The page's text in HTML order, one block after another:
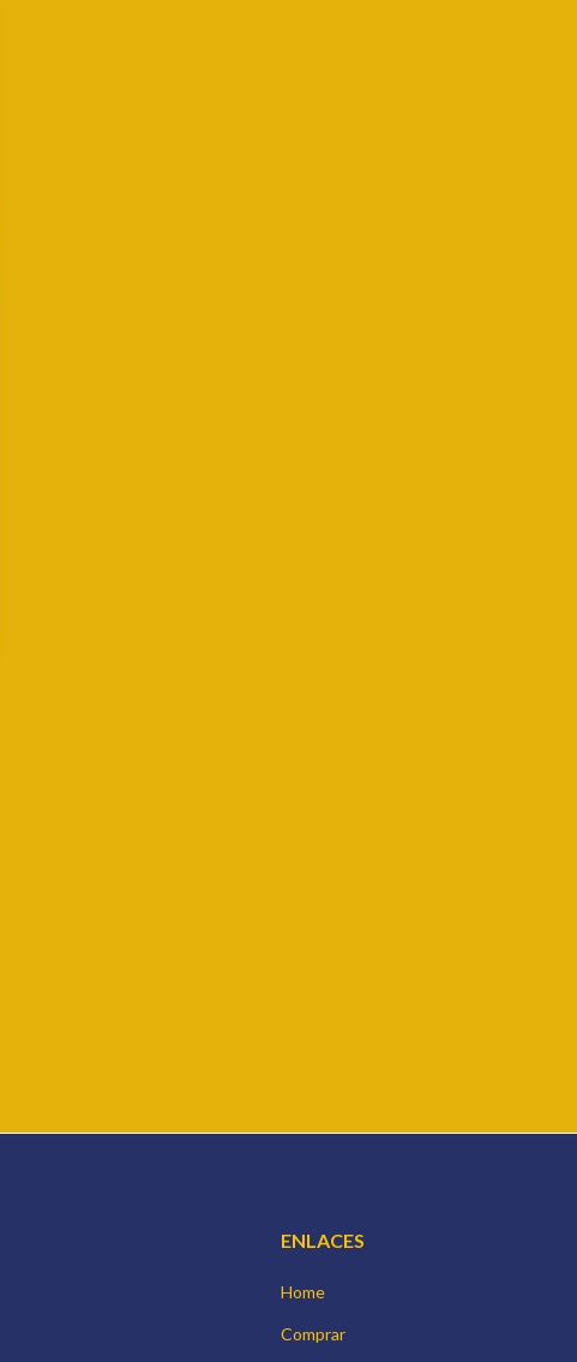
ENLACES
Home
Comprar